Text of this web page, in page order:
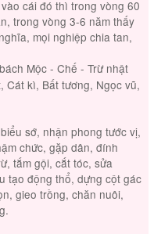
cái đó thì trong vòng 60
trong vòng 3-6 năm thấy
mọi nghiệp chia tan,
Mộc - Chế - Trừ nhật
Cát kì, Bất tương, Ngọc vũ,
sớ, nhận phong tước vị,
chức, gặp dân, đính
tắm gội, cắt tóc, sửa
tạo động thổ, dựng cột gác
gieo trồng, chăn nuôi,